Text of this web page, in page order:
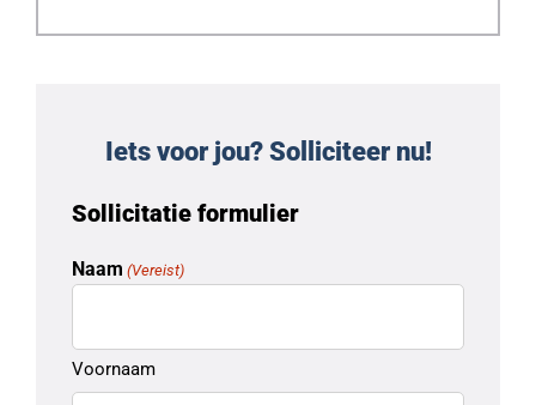
Iets voor jou? Solliciteer nu!
Sollicitatie formulier
Naam (Vereist)
Voornaam